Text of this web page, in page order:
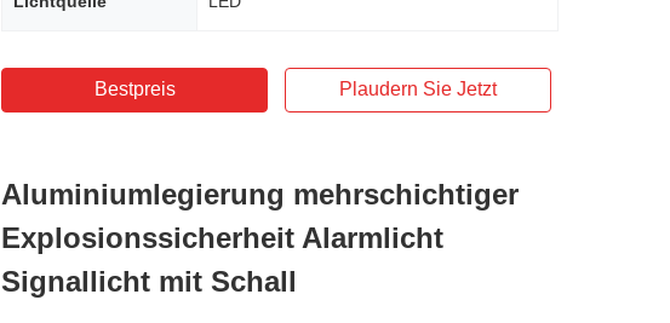
Bestpreis Plaudern Sie Jetzt
Aluminiumlegierung mehrschichtiger
Explosionssicherheit Alarmlicht
Signallicht mit Schall